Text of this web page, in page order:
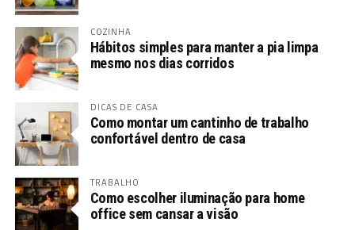
COZINHA
Hábitos simples para manter a pia limpa
mesmo nos dias corridos
DICAS DE CASA
Como montar um cantinho de trabalho
confortável dentro de casa
TRABALHO
Como escolher iluminação para home
office sem cansar a visão